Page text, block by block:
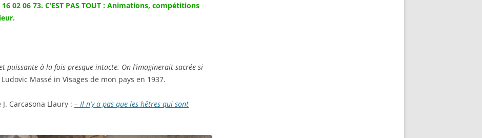
02 06 73. C’EST PAS TOUT : Animations, compétitions
puissante à la fois presque intacte. On l’imaginerait sacrée si
Ludovic Massé in Visages de mon pays en 1937.
Carcasona Llaury : – Il n’y a pas que les hêtres qui sont